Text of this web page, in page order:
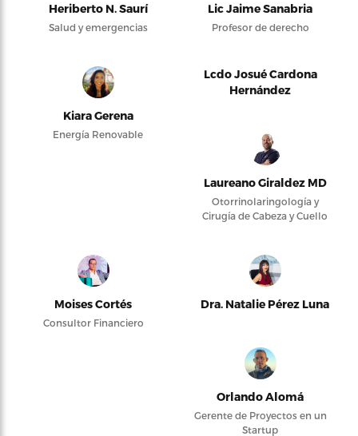
Heriberto N. Saurí
Salud y emergencias
Lic Jaime Sanabria
Profesor de derecho
Kiara Gerena
Energía Renovable
Lcdo Josué Cardona
Hernández
Laureano Giraldez MD
Otorrinolaringología y
Cirugía de Cabeza y Cuello
Moises Cortés
Consultor Financiero
Dra. Natalie Pérez Luna
Orlando Alomá
Gerente de Proyectos en un
Startup